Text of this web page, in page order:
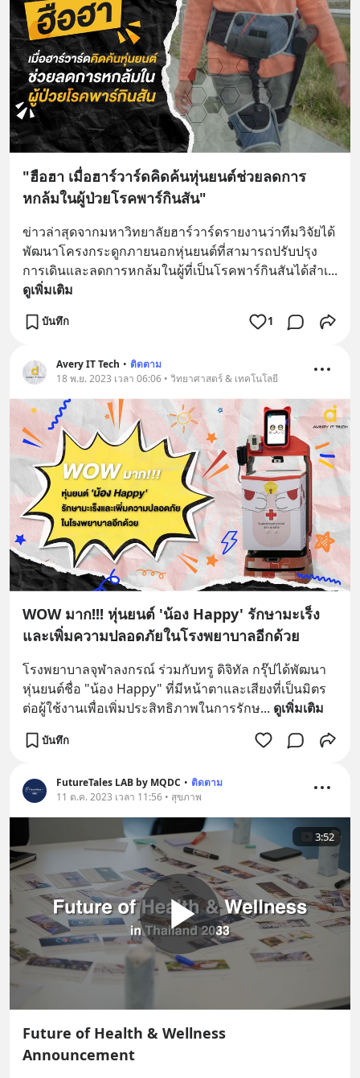
"ฮือฮา เมื่อฮาร์วาร์ดคิดค้นหุ่นยนต์ช่วยลดการ
หกล้มในผู้ป่วยโรคพาร์กินสัน"
ข่าวล่าสุดจากมหาวิทยาลัยฮาร์วาร์ดรายงานว่าทีมวิจัยได้
พัฒนาโครงกระดูกภายนอกหุ่นยนต์ที่สามารถปรับปรุง
การเดินและลดการหกล้มในผู้ที่เป็นโรคพาร์กินสันได้สำเ
ดูเพิ่มเติม
บันทึก 1
Avery IT Tech • ติดตาม
18 พ.ย. 2023 เวลา 06:06 • วิทยาศาสตร์ & เทคโนโลยี
WOW มาก!!! หุ่นยนต์ 'น้อง Happy' รักษามะเร็ง
และเพิ่มความปลอดภัยในโรงพยาบาลอีกด้วย
โรงพยาบาลจุฬาลงกรณ์ ร่วมกับทรู ดิจิทัล กรุ๊ปได้พัฒนา
หุ่นยนต์ชื่อ "น้อง Happy" ที่มีหน้าตาและเสียงที่เป็นมิตร
ต่อผู้ใช้งานเพื่อเพิ่มประสิทธิภาพในการรักษ... ดูเพิ่มเติม
บันทึก
FutureTales LAB by MQDC • ติดตาม
11 ต.ค. 2023 เวลา 11:56 • สุขภาพ
3:52
Future of Health & Wellness
Announcement